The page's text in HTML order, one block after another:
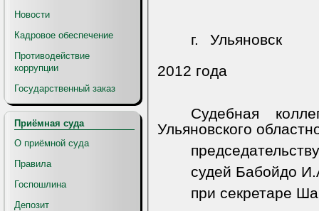
Новости
Кадровое обеспечение
Противодействие
коррупции
Государственный заказ
Приёмная суда
О приёмной суда
Правила
Госпошлина
Депозит
г. Ульяновск
2012 года
Судебная
Ульяновского
судей Бабойдо
при секретаре